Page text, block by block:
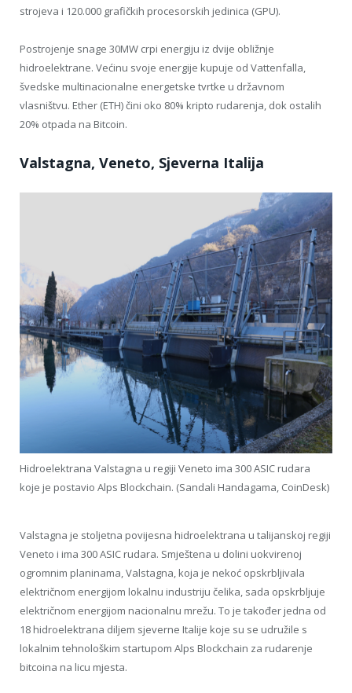
strojeva i 120.000 grafičkih procesorskih jedinica (GPU).
Postrojenje snage 30MW crpi energiju iz dvije obližnje
hidroelektrane. Većinu svoje energije kupuje od Vattenfalla,
švedske multinacionalne energetske tvrtke u državnom
vlasništvu. Ether (ETH) čini oko 80% kripto rudarenja, dok ostalih
20% otpada na Bitcoin.
Valstagna, Veneto, Sjeverna Italija
Hidroelektrana Valstagna u regiji Veneto ima 300 ASIC rudara
koje je postavio Alps Blockchain. (Sandali Handagama, CoinDesk)
Valstagna je stoljetna povijesna hidroelektrana u talijanskoj regiji
Veneto i ima 300 ASIC rudara. Smještena u dolini uokvirenoj
ogromnim planinama, Valstagna, koja je nekoć opskrbljivala
električnom energijom lokalnu industriju čelika, sada opskrbljuje
električnom energijom nacionalnu mrežu. To je također jedna od
18 hidroelektrana diljem sjeverne Italije koje su se udružile s
lokalnim tehnološkim startupom Alps Blockchain za rudarenje
bitcoina na licu mjesta.